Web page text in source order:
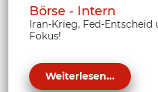
Börse - Intern
Iran-Krieg, Fed-Entscheid
Fokus!
Weiterlesen...